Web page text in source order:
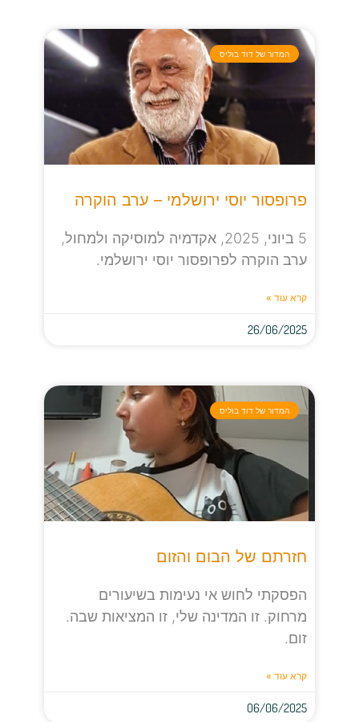
המדור של דוד בוליס
פרופסור יוסי ירושלמי – ערב הוקרה
5 ביוני, 2025, אקדמיה למוסיקה ולמחול,
ערב הוקרה לפרופסור יוסי ירושלמי.
קרא עוד »
26/06/2025
המדור של דוד בוליס
חזרתם של הבום והזום
הפסקתי לחוש אי נעימות בשיעורים
מרחוק. זו המדינה שלי, זו המציאות שבה.
זום.
קרא עוד »
06/06/2025